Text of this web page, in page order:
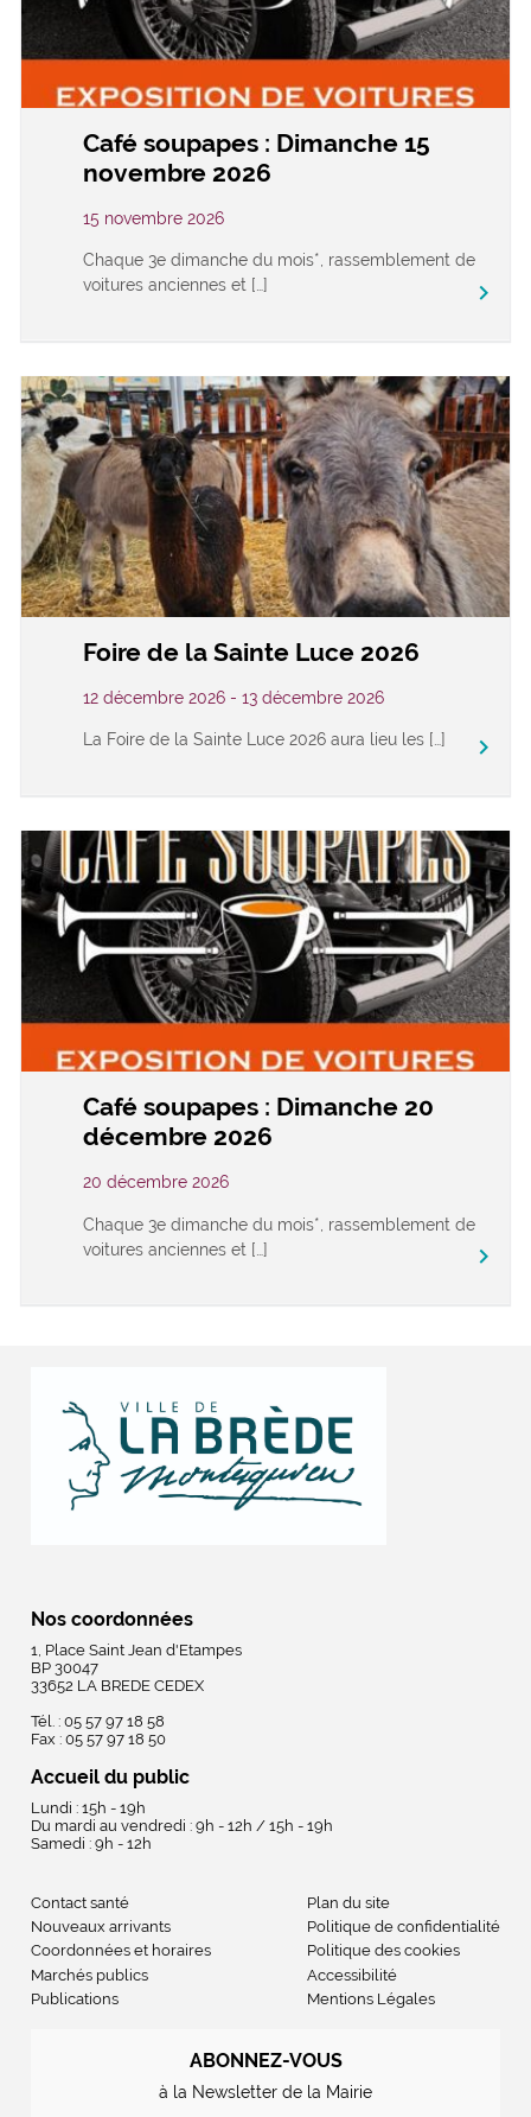
Café soupapes : Dimanche 15
novembre 2026
15 novembre 2026
Chaque 3e dimanche du mois*, rassemblement de
voitures anciennes et […]
keyboard_arrow_right
Foire de la Sainte Luce 2026
12 décembre 2026 - 13 décembre 2026
La Foire de la Sainte Luce 2026 aura lieu les […] keyboard_arrow_right
Café soupapes : Dimanche 20
décembre 2026
20 décembre 2026
Chaque 3e dimanche du mois*, rassemblement de
voitures anciennes et […]
keyboard_arrow_right
Nos coordonnées
1, Place Saint Jean d'Etampes
BP 30047
33652 LA BREDE CEDEX
Tél. : 05 57 97 18 58
Fax : 05 57 97 18 50
Accueil du public
Lundi : 15h - 19h
Du mardi au vendredi : 9h - 12h / 15h - 19h
Samedi : 9h - 12h
Contact santé
Nouveaux arrivants
Coordonnées et horaires
Marchés publics
Publications
Plan du site
Politique de confidentialité
Politique des cookies
Accessibilité
Mentions Légales
ABONNEZ-VOUS
à la Newsletter de la Mairie